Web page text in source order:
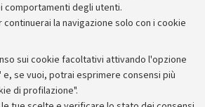
comportamenti degli utenti.
la navigazione solo con i cookie
sui cookie facoltativi attivando l'opzione
se vuoi, potrai esprimere consensi più
di profilazione".
Archivio
Comunicati stampa
Redazione